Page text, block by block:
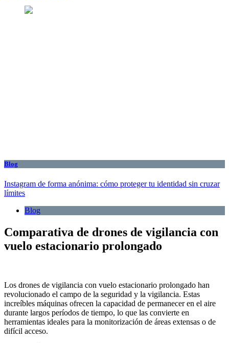
Blog
Instagram de forma anónima: cómo proteger tu identidad sin cruzar
límites
Blog
Comparativa de drones de vigilancia con
vuelo estacionario prolongado
Los drones de vigilancia con vuelo estacionario prolongado han
revolucionado el campo de la seguridad y la vigilancia. Estas
increíbles máquinas ofrecen la capacidad de permanecer en el aire
durante largos períodos de tiempo, lo que las convierte en
herramientas ideales para la monitorización de áreas extensas o de
difícil acceso.